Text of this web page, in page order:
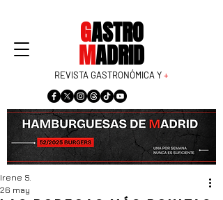
GASTRO
MADRID
REVISTA GASTRONÓMICA Y+
Irene S.
26 may